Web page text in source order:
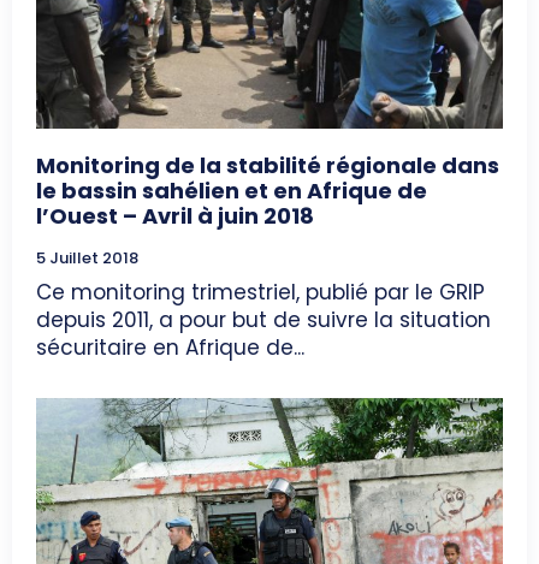
Monitoring de la stabilité régionale dans
le bassin sahélien et en Afrique de
l’Ouest – Avril à juin 2018
5 Juillet 2018
Ce monitoring trimestriel, publié par le GRIP
depuis 2011, a pour but de suivre la situation
sécuritaire en Afrique de...